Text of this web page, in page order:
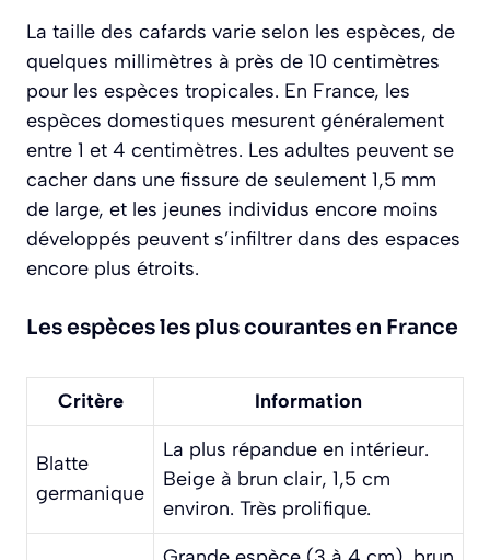
La taille des cafards varie selon les espèces, de
quelques millimètres à près de 10 centimètres
pour les espèces tropicales. En France, les
espèces domestiques mesurent généralement
entre 1 et 4 centimètres. Les adultes peuvent se
cacher dans une fissure de seulement 1,5 mm
de large, et les jeunes individus encore moins
développés peuvent s’infiltrer dans des espaces
encore plus étroits.
Les espèces les plus courantes en France
Critère Information
Blatte
germanique
La plus répandue en intérieur.
Beige à brun clair, 1,5 cm
environ. Très prolifique.